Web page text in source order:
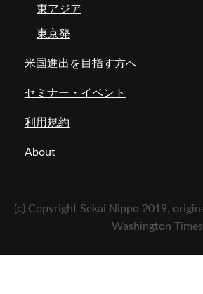
東アジア
東京発
米国進出を目指す方へ
セミナー・イベント
利用規約
About
(c) Copyright Sekai Nippo 2019,
Washington Times